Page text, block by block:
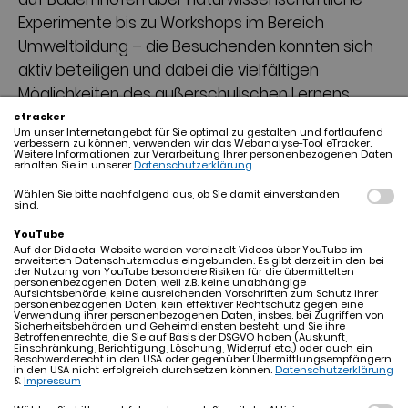
Experimente bis zu Workshops im Bereich
Umweltbildung – die Besuchenden konnten sich
aktiv beteiligen und dabei die vielfältigen
Möglichkeiten des außerschulischen Lernens
kennenlernen und zudem viele Anregungen für
spannende Klassenausflüge sammeln.
MEHR INFORMATIONEN
EINE SCHULE FÜR ALLE
etracker
Um unser Internetangebot für Sie optimal zu gestalten und fortlaufend
verbessern zu können, verwenden wir das Webanalyse-Tool eTracker.
Weitere Informationen zur Verarbeitung Ihrer personenbezogenen Daten
erhalten Sie in unsererDatenschutzerklärung.
Wählen Sie bitte nachfolgend aus, ob Sie damit einverstanden
sind.
YouTube
Auf der Didacta-Website werden vereinzelt Videos über YouTube im
erweiterten Datenschutzmodus eingebunden. Es gibt derzeit in den bei
der Nutzung von YouTube besondere Risiken für die übermittelten
personenbezogenen Daten, weil z.B. keine unabhängige
Aufsichtsbehörde, keine ausreichenden Vorschriften zum Schutz ihrer
personenbezogenen Daten, kein effektiver Rechtschutz gegen eine
Verwendung ihrer personenbezogenen Daten, insbes. bei Zugriffen von
Sicherheitsbehörden und Geheimdiensten besteht, und Sie ihre
Betroffenenrechte, die Sie auf Basis der DSGVO haben (Auskunft,
Einschränkung, Berichtigung, Löschung, Widerruf etc.) oder auch ein
Beschwerderecht in den USA oder gegenüber Übermittlungsempfängern
in den USA nicht erfolgreich durchsetzen können.Datenschutzerklärung
&Impressum